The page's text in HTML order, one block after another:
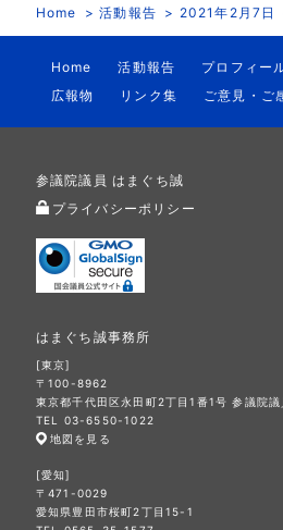
Home 活動報告 2021年2月7日
Home 活動報告 プロフィー
広報物
リンク集 ご意見・ご
参議院議員 はまぐち誠
プライバシーポリシー
はまぐち誠事務所
[東京]
〒100-8962
東京都千代田区永田町2丁目1番1号 参議院
TEL 03-6550-1022
地図を見る
[愛知]
〒471-0029
愛知県豊田市桜町2丁目15-1